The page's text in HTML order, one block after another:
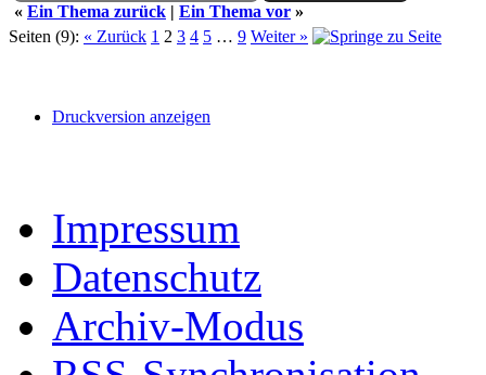
« Ein Thema zurück | Ein Thema vor »
Seiten (9): « Zurück 1 2 3 4 5 … 9 Weiter »
Druckversion anzeigen
Impressum
Datenschutz
Archiv-Modus